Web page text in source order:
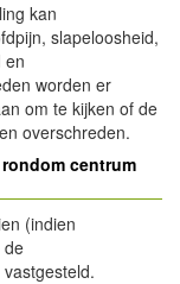
kan
slapeloosheid,
en
worden er
om te kijken of de
overschreden.
centrum
(indien
de